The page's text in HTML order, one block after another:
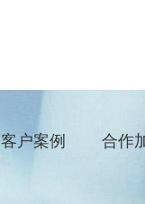
客户案例 合作